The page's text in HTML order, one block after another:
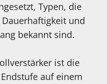
Typen, die
und
bekannt sind.
ist die
auf einem